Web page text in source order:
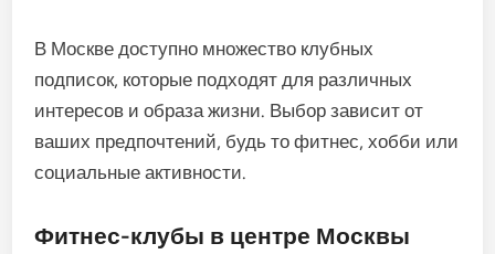
В Москве доступно множество клубных
подписок, которые подходят для различных
интересов и образа жизни. Выбор зависит от
ваших предпочтений, будь то фитнес, хобби или
социальные активности.
Фитнес-клубы в центре Москвы